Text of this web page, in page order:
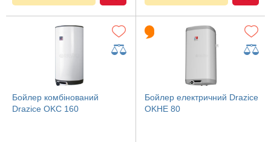
Бойлер комбінований
Drazice OKC 160
Бойлер електричний Drazice
OKHE 80